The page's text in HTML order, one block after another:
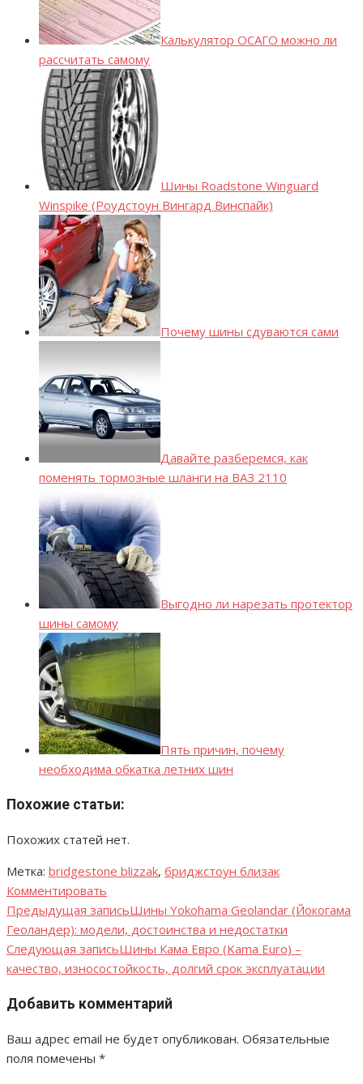
Калькулятор ОСАГО можно ли
рассчитать самому
Шины Roadstone Winguard
Winspike (Роудстоун Вингард Винспайк)
Почему шины сдуваются сами
Давайте разберемся, как
поменять тормозные шланги на ВАЗ 2110
Выгодно ли нарезать протектор
шины самому
Пять причин, почему
необходима обкатка летних шин
Похожие статьи:
Похожих статей нет.
Метка: bridgestone blizzak, бриджстоун близак
Комментировать
Навигация
по
записям
Предыдущая записьШины Yokohama Geolandar (Йокогама
Геоландер): модели, достоинства и недостатки
Следующая записьШины Кама Евро (Kama Euro) –
качество, износостойкость, долгий срок эксплуатации
Добавить комментарий
Ваш адрес email не будет опубликован. Обязательные
поля помечены *